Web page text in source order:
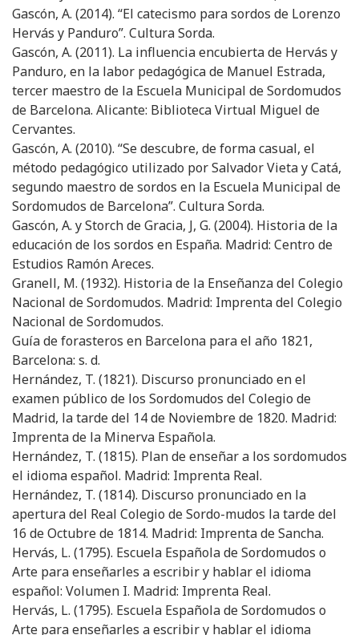
Gascón, A. (2014). “El catecismo para sordos de Lorenzo
Hervás y Panduro”. Cultura Sorda.
Gascón, A. (2011). La influencia encubierta de Hervás y
Panduro, en la labor pedagógica de Manuel Estrada,
tercer maestro de la Escuela Municipal de Sordomudos
de Barcelona. Alicante: Biblioteca Virtual Miguel de
Cervantes.
Gascón, A. (2010). “Se descubre, de forma casual, el
método pedagógico utilizado por Salvador Vieta y Catá,
segundo maestro de sordos en la Escuela Municipal de
Sordomudos de Barcelona”. Cultura Sorda.
Gascón, A. y Storch de Gracia, J, G. (2004). Historia de la
educación de los sordos en España. Madrid: Centro de
Estudios Ramón Areces.
Granell, M. (1932). Historia de la Enseñanza del Colegio
Nacional de Sordomudos. Madrid: Imprenta del Colegio
Nacional de Sordomudos.
Guía de forasteros en Barcelona para el año 1821,
Barcelona: s. d.
Hernández, T. (1821). Discurso pronunciado en el
examen público de los Sordomudos del Colegio de
Madrid, la tarde del 14 de Noviembre de 1820. Madrid:
Imprenta de la Minerva Española.
Hernández, T. (1815). Plan de enseñar a los sordomudos
el idioma español. Madrid: Imprenta Real.
Hernández, T. (1814). Discurso pronunciado en la
apertura del Real Colegio de Sordo-mudos la tarde del
16 de Octubre de 1814. Madrid: Imprenta de Sancha.
Hervás, L. (1795). Escuela Española de Sordomudos o
Arte para enseñarles a escribir y hablar el idioma
español: Volumen I. Madrid: Imprenta Real.
Hervás, L. (1795). Escuela Española de Sordomudos o
Arte para enseñarles a escribir y hablar el idioma